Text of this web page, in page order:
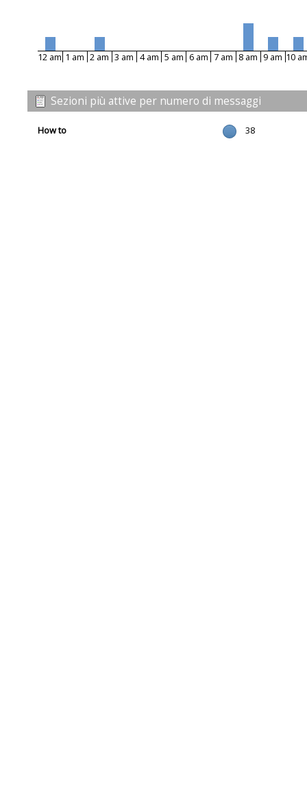
12 am 1 am 2 am 3 am 4 am 5 am 6 am 7 am 8 am 9 am 10
Sezioni più attive per numero di messaggi
How to 38